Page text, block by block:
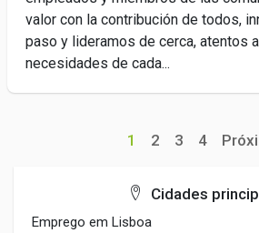
valor con la contribución de todos,
paso y lideramos de cerca, atentos
necesidades de cada...
1 2 3 4
Cidades
Emprego em Lisboa